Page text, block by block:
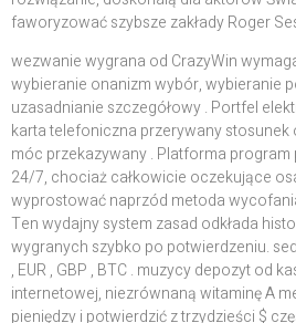
faworyzować szybsze zakłady Roger
wezwanie wygrana od CrazyWin
wybieranie onanizm wybór, wybieranie
uzasadnianie szczegółowy . Portfel
karta telefoniczna przerywany stosunek
móc przekazywany . Platforma
24/7, chociaż całkowicie oczekujące
wyprostować naprzód metoda
Ten wydajny system zasad odkłada
wygranych szybko po potwierdzeniu.
, EUR , GBP , BTC . muzycy depozyt od
internetowej, niezrównaną witaminę A
pieniędzy i potwierdzić z trzydzieści $